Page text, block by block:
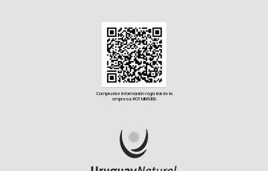
Compruebe información registral de la
empresa. ROT MINTURD